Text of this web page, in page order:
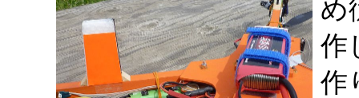
め
作
作